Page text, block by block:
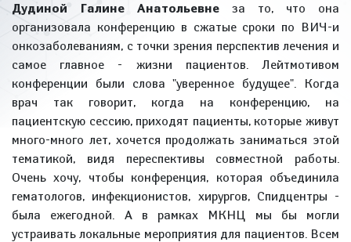
Дудиной Галине Анатольевне за то, что она
организовала конференцию в сжатые сроки по ВИЧ-и
онкозаболеваниям, с точки зрения перспектив лечения и
самое главное - жизни пациентов. Лейтмотивом
конференции были слова "уверенное будущее". Когда
врач так говорит, когда на конференцию, на
пациентскую сессию, приходят пациенты, которые живут
много-много лет, хочется продолжать заниматься этой
тематикой, видя переспективы совместной работы.
Очень хочу, чтобы конференция, которая объединила
гематологов, инфекционистов, хирургов, Спидцентры -
была ежегодной. А в рамках МКНЦ мы бы могли
устраивать локальные мероприятия для пациентов. Всем